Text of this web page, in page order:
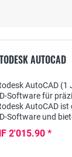
AUTOCAD
AutoCAD (1
Software für
AutoCAD
Software und
2'015.90 *